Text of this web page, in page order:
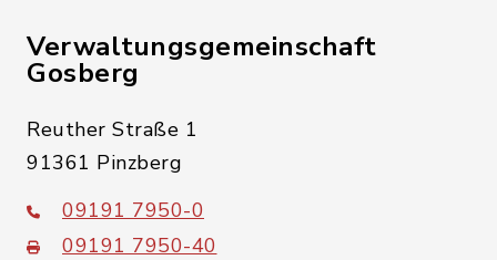
Verwaltungsgemeinschaft
Gosberg
Reuther Straße 1
91361 Pinzberg
09191 7950-0
09191 7950-40